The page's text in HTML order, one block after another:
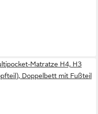
Matratze H4, H3
Doppelbett mit Fußteil